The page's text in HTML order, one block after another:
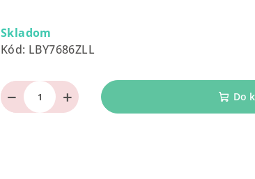
hviezdičiek.
cena:
Skladom
Kód: LBY7686ZLL
+
− Do